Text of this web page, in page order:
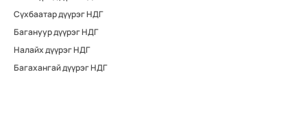
Сүхбаатар дүүрэг НДГ
Багануур дүүрэг НДГ
Налайх дүүрэг НДГ
Багахангай дүүрэг НДГ